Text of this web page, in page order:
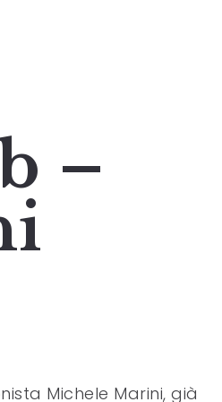
–
Michele Marini, già